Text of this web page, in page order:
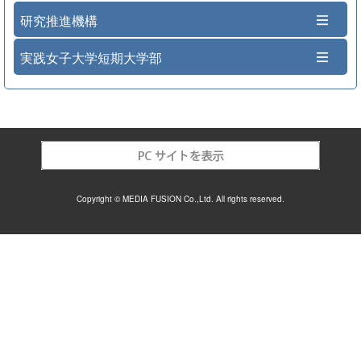
研究推進機構
実践女子大学短期大学部
Copyright © MEDIA FUSION Co.,Ltd. All rights reserved.